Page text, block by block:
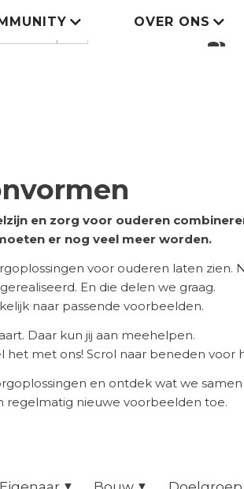
search
group
OVER ONS
en zorg voor ouderen
er nog veel meer worden.
voor ouderen laten zien.
En die delen we graag.
naar passende voorbeelden.
Daar kun jij aan meehelpen.
met ons! Scrol naar beneden voor
en ontdek wat we samen
regelmatig nieuwe voorbeelden toe.